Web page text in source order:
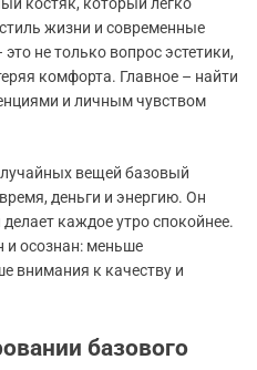
костяк, который легко
жизни и современные
не только вопрос эстетики,
комфорта. Главное – найти
и личным чувством
вещей базовый
деньги и энергию. Он
каждое утро спокойнее.
и осознан: меньше
внимания к качеству и
базового